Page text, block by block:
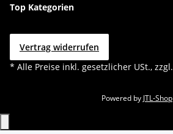
Top Kategorien
Vertrag widerrufen
* Alle Preise inkl. gesetzlicher USt., zzgl.
Powered by JTL-Shop